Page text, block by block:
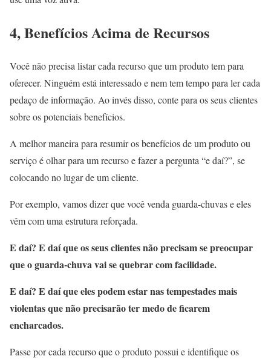
4, Benefícios Acima de Recursos
Você não precisa listar cada recurso que um produto tem para
oferecer. Ninguém está interessado e nem tem tempo para ler cada
pedaço de informação. Ao invés disso, conte para os seus clientes
sobre os potenciais benefícios.
A melhor maneira para resumir os benefícios de um produto ou
serviço é olhar para um recurso e fazer a pergunta “e daí?”, se
colocando no lugar de um cliente.
Por exemplo, vamos dizer que você venda guarda-chuvas e eles
vêm com uma estrutura reforçada.
E daí? E daí que os seus clientes não precisam se preocupar
que o guarda-chuva vai se quebrar com facilidade.
E daí? E daí que eles podem estar nas tempestades mais
violentas que não precisarão ter medo de ficarem
encharcados.
Passe por cada recurso que o produto possui e identifique os